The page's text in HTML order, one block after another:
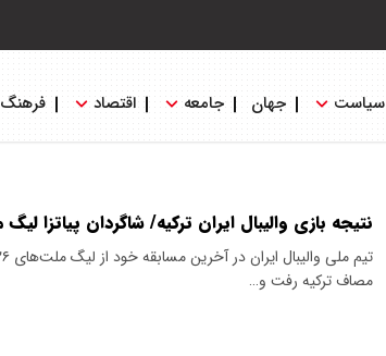
سیاست جهان جامعه اقتصاد
نتیجه بازی والیبال ایران ترکیه/ شاگردان پیاتزا
مصاف ترکیه رفت و…